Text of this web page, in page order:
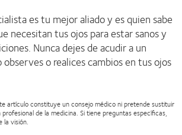
es tu mejor aliado y es quien sabe
necesitan tus ojos para estar sanos y
Nunca dejes de acudir a un
observes o realices cambios en tus ojos
artículo constituye un consejo médico ni pretende sustituir
de la medicina. Si tiene preguntas específicas,
la visión.